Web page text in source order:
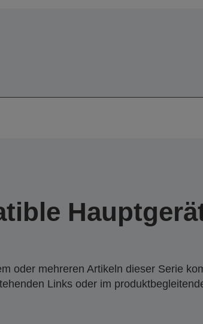
oder mehreren Artikeln dieser Serie
Links oder im